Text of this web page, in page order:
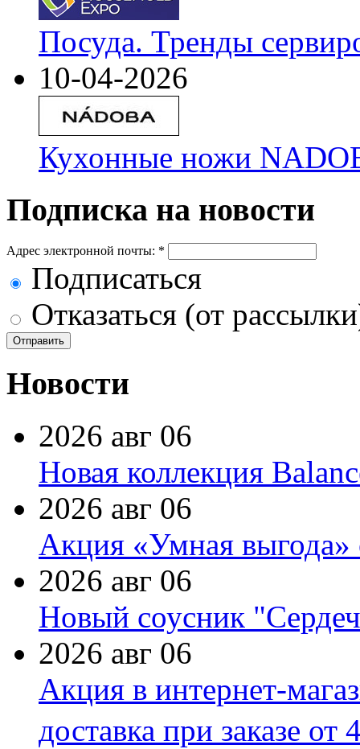
Посуда. Тренды
10-04-2026
Кухонные ножи
Подписка на новости
Адрес электронной почты: *
Подписаться
Отказаться (от
Новости
2026 авг 06
Новая коллекция
2026 авг 06
Акция «Умная выгода»
2026 авг 06
Новый соусник
2026 авг 06
Акция в интернет-
доставка при заказе от